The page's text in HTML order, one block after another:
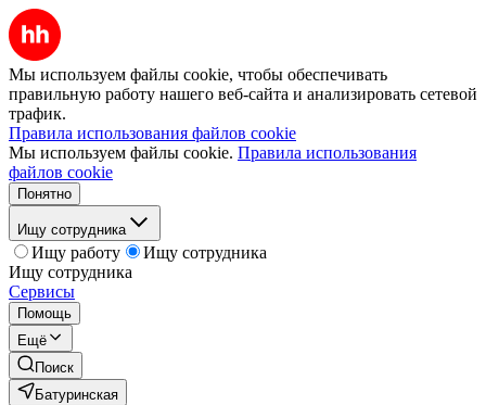
Мы используем файлы cookie, чтобы обеспечивать
правильную работу нашего веб-сайта и анализировать сетевой
трафик.
Правила использования файлов cookie
Мы используем файлы cookie. Правила использования
файлов cookie
Понятно
Ищу сотрудника
Ищу работу
Ищу сотрудника
Ищу сотрудника
Сервисы
Помощь
Ещё
Поиск
Батуринская